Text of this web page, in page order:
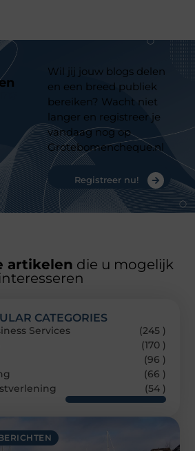
Wil jij jouw blogs delen
en een breed publiek
bereiken? Wacht niet
langer en registreer je
vandaag nog op
Grotebomencheque.nl
Registreer nu!
artikelen die u mogelijk
interesseren
CATEGORIES
Services
(245 )
(170 )
(96 )
(66 )
(54 )